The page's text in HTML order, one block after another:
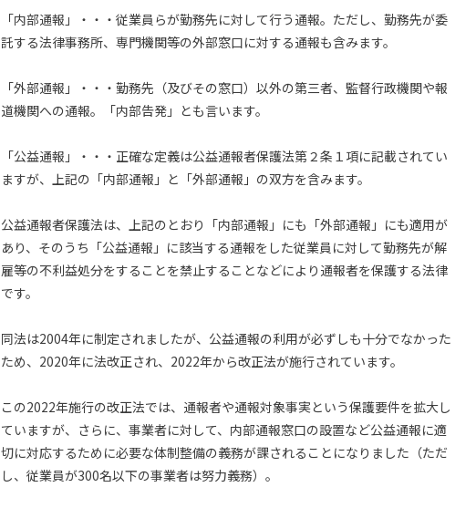
「内部通報」・・・従業員らが勤務先に対して行う通報。ただし、勤務先が委
託する法律事務所、専門機関等の外部窓口に対する通報も含みます。
「外部通報」・・・勤務先（及びその窓口）以外の第三者、監督行政機関や報
道機関への通報。「内部告発」とも言います。
「公益通報」・・・正確な定義は公益通報者保護法第２条１項に記載されてい
ますが、上記の「内部通報」と「外部通報」の双方を含みます。
公益通報者保護法は、上記のとおり「内部通報」にも「外部通報」にも適用が
あり、そのうち「公益通報」に該当する通報をした従業員に対して勤務先が解
雇等の不利益処分をすることを禁止することなどにより通報者を保護する法律
です。
同法は2004年に制定されましたが、公益通報の利用が必ずしも十分でなかった
ため、2020年に法改正され、2022年から改正法が施行されています。
この2022年施行の改正法では、通報者や通報対象事実という保護要件を拡大し
ていますが、さらに、事業者に対して、内部通報窓口の設置など公益通報に適
切に対応するために必要な体制整備の義務が課されることになりました（ただ
し、従業員が300名以下の事業者は努力義務）。